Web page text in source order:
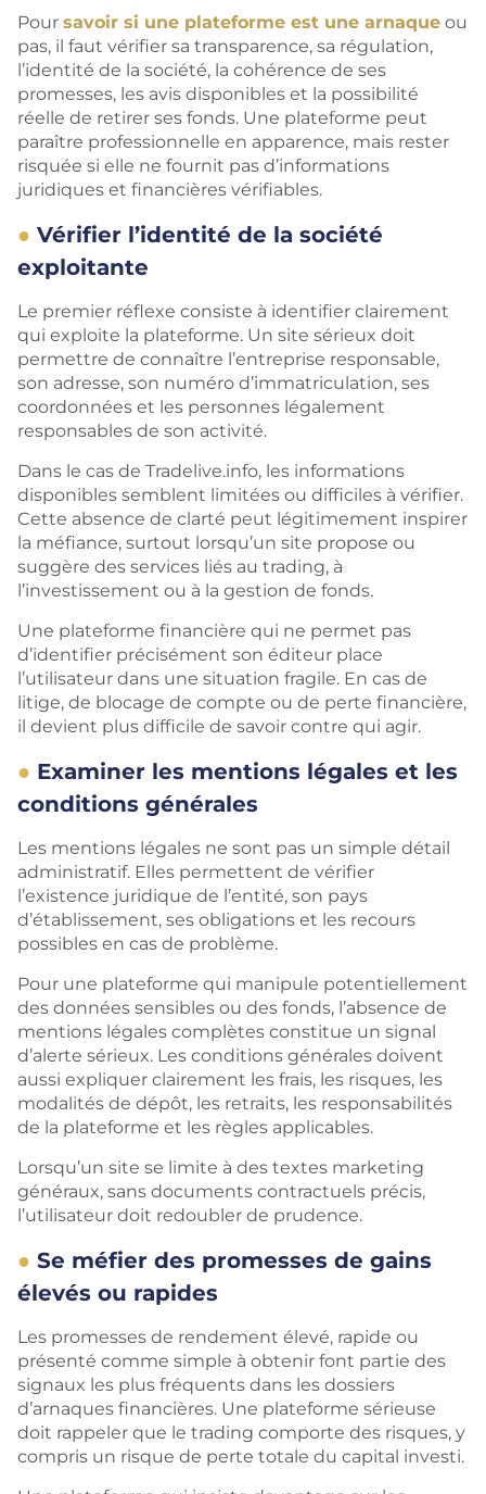
Pour savoir si une plateforme est une arnaque ou
pas, il faut vérifier sa transparence, sa régulation,
l’identité de la société, la cohérence de ses
promesses, les avis disponibles et la possibilité
réelle de retirer ses fonds. Une plateforme peut
paraître professionnelle en apparence, mais rester
risquée si elle ne fournit pas d’informations
juridiques et financières vérifiables.
Vérifier l’identité de la société
exploitante
Le premier réflexe consiste à identifier clairement
qui exploite la plateforme. Un site sérieux doit
permettre de connaître l’entreprise responsable,
son adresse, son numéro d’immatriculation, ses
coordonnées et les personnes légalement
responsables de son activité.
Dans le cas de Tradelive.info, les informations
disponibles semblent limitées ou difficiles à vérifier.
Cette absence de clarté peut légitimement inspirer
la méfiance, surtout lorsqu’un site propose ou
suggère des services liés au trading, à
l’investissement ou à la gestion de fonds.
Une plateforme financière qui ne permet pas
d’identifier précisément son éditeur place
l’utilisateur dans une situation fragile. En cas de
litige, de blocage de compte ou de perte financière,
il devient plus difficile de savoir contre qui agir.
Examiner les mentions légales et les
conditions générales
Les mentions légales ne sont pas un simple détail
administratif. Elles permettent de vérifier
l’existence juridique de l’entité, son pays
d’établissement, ses obligations et les recours
possibles en cas de problème.
Pour une plateforme qui manipule potentiellement
des données sensibles ou des fonds, l’absence de
mentions légales complètes constitue un signal
d’alerte sérieux. Les conditions générales doivent
aussi expliquer clairement les frais, les risques, les
modalités de dépôt, les retraits, les responsabilités
de la plateforme et les règles applicables.
Lorsqu’un site se limite à des textes marketing
généraux, sans documents contractuels précis,
l’utilisateur doit redoubler de prudence.
Se méfier des promesses de gains
élevés ou rapides
Les promesses de rendement élevé, rapide ou
présenté comme simple à obtenir font partie des
signaux les plus fréquents dans les dossiers
d’arnaques financières. Une plateforme sérieuse
doit rappeler que le trading comporte des risques, y
compris un risque de perte totale du capital investi.